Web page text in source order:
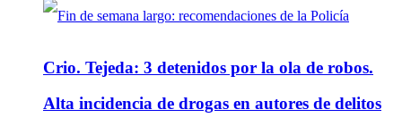
Crio. Tejeda: 3 detenidos por la ola de robos.
Alta incidencia de drogas en autores de delitos